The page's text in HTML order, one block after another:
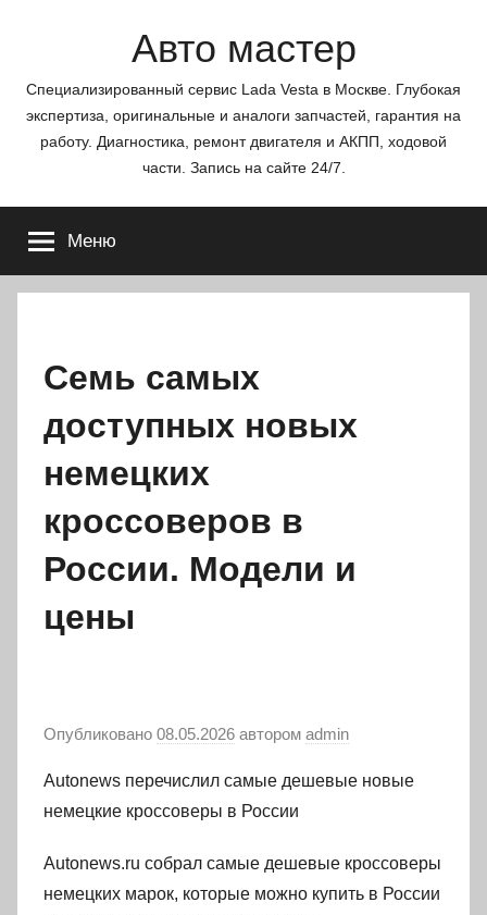
Авто мастер
Специализированный сервис Lada Vesta в Москве. Глубокая
экспертиза, оригинальные и аналоги запчастей, гарантия на
работу. Диагностика, ремонт двигателя и АКПП, ходовой
части. Запись на сайте 24/7.
Меню
Семь самых
доступных новых
немецких
кроссоверов в
России. Модели и
цены
Опубликовано 08.05.2026 автором admin
Autonews перечислил самые дешевые новые
немецкие кроссоверы в России
Autonews.ru собрал самые дешевые кроссоверы
немецких марок, которые можно купить в России